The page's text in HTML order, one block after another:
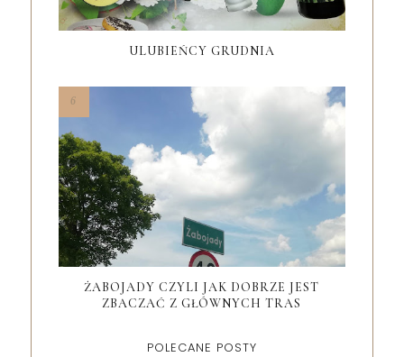
ULUBIEŃCY GRUDNIA
ŻABOJADY CZYLI JAK DOBRZE JEST
ZBACZAĆ Z GŁÓWNYCH TRAS
POLECANE POSTY